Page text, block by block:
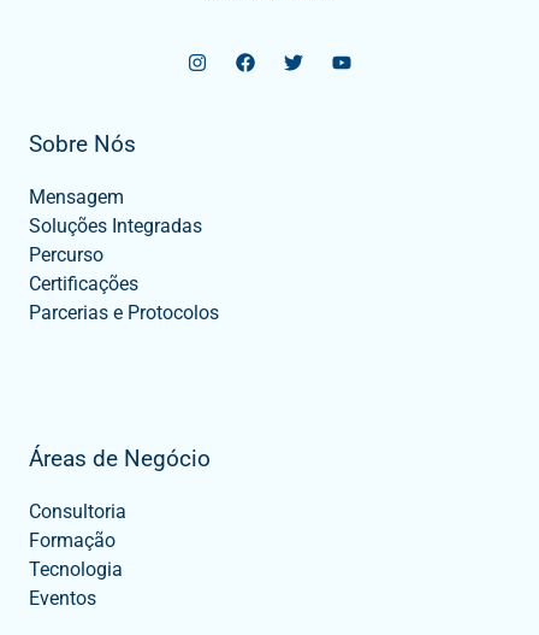
Sobre Nós
Mensagem
Soluções Integradas
Percurso
Certificações
Parcerias e Protocolos
Áreas de Negócio
Consultoria
Formação
Tecnologia
Eventos